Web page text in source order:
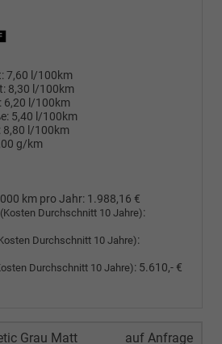
7,60 l/100km
8,30 l/100km
6,20 l/100km
5,40 l/100km
8,80 l/100km
g/km
km pro Jahr: 1.988,16 €
(Kosten Durchschnitt 10 Jahre):
Durchschnitt 10 Jahre):
Durchschnitt 10 Jahre): 5.610,- €
Grau Matt auf Anfrage